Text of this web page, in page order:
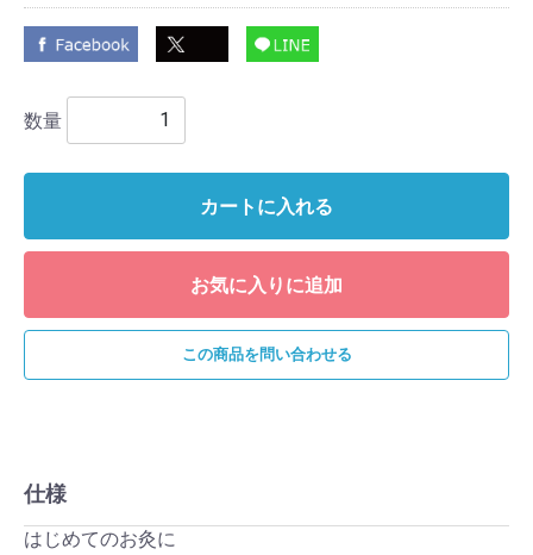
数量
カートに入れる
お気に入りに追加
この商品を問い合わせる
仕様
はじめてのお灸に